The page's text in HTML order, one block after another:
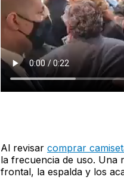
Al revisar comprar
la frecuencia de uso. Una
frontal, la espalda y los